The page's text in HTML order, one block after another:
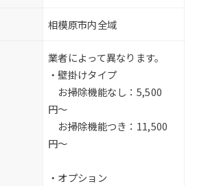
相模原市内全域
業者によって異なります。
・壁掛けタイプ
お掃除機能なし：5,500
円〜
お掃除機能つき：11,500
円〜
・オプション